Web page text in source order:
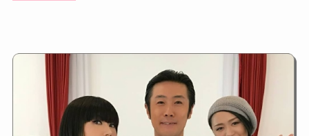
片岡孝太郎の再婚妻・真麻の
顔画像！元嫁との離婚理由や
息子も調査！
福田こうへいの奥さんの顔写